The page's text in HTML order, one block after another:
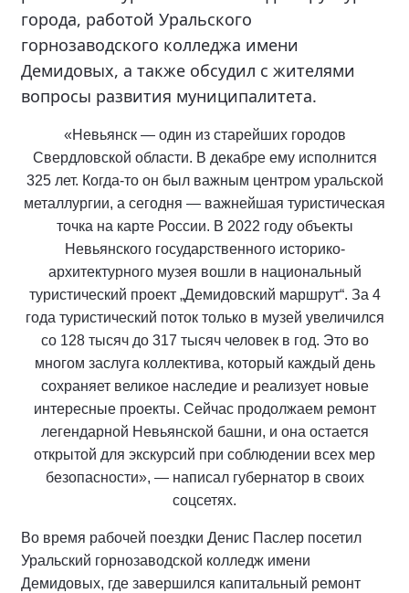
города, работой Уральского
горнозаводского колледжа имени
Демидовых, а также обсудил с жителями
вопросы развития муниципалитета.
«Невьянск — один из старейших городов
Свердловской области. В декабре ему исполнится
325 лет. Когда-то он был важным центром уральской
металлургии, а сегодня — важнейшая туристическая
точка на карте России. В 2022 году объекты
Невьянского государственного историко-
архитектурного музея вошли в национальный
туристический проект „Демидовский маршрут“. За 4
года туристический поток только в музей увеличился
со 128 тысяч до 317 тысяч человек в год. Это во
многом заслуга коллектива, который каждый день
сохраняет великое наследие и реализует новые
интересные проекты. Сейчас продолжаем ремонт
легендарной Невьянской башни, и она остается
открытой для экскурсий при соблюдении всех мер
безопасности», — написал губернатор в своих
соцсетях.
Во время рабочей поездки Денис Паслер посетил
Уральский горнозаводской колледж имени
Демидовых, где завершился капитальный ремонт